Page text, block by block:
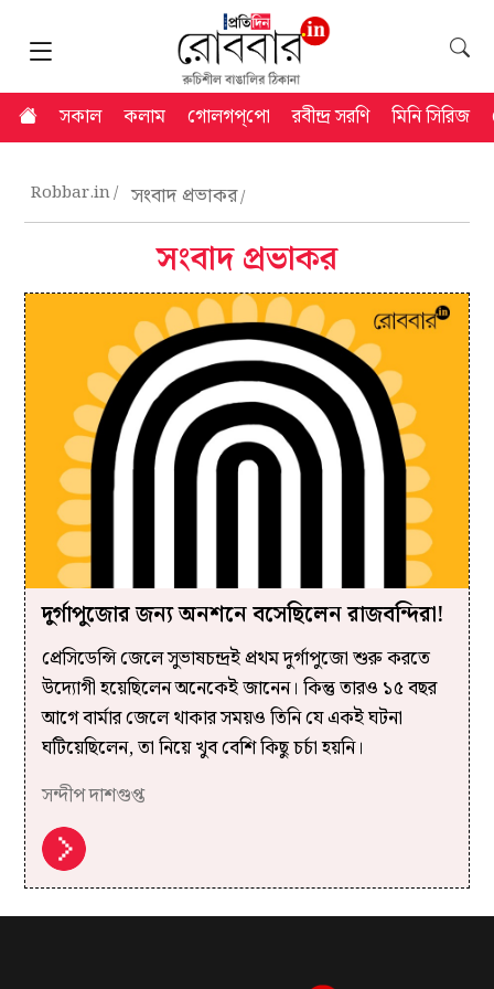
সকাল কলাম গোলগপ্‌পো রবীন্দ্র সরণি মিনি সিরিজ
Robbar.in সংবাদ প্রভাকর
সংবাদ প্রভাকর
দুর্গাপুজোর জন্য অনশনে বসেছিলেন রাজবন্দিরা!
প্রেসিডেন্সি জেলে সুভাষচন্দ্রই প্রথম দুর্গাপুজো শুরু করতে
উদ্যোগী হয়েছিলেন অনেকেই জানেন। কিন্তু তারও ১৫ বছর
আগে বার্মার জেলে থাকার সময়ও তিনি যে একই ঘটনা
ঘটিয়েছিলেন, তা নিয়ে খুব বেশি কিছু চর্চা হয়নি।
সন্দীপ দাশগুপ্ত